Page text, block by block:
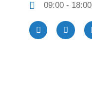
09:00 - 18:00